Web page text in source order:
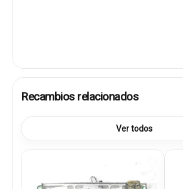
Recambios relacionados
Ver todos